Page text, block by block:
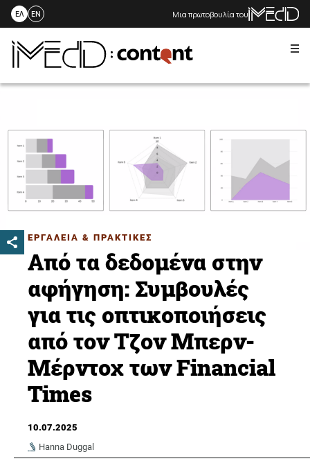
Skip
ΕΛ EN Μια πρωτοβουλία του
ΕΡΓΑΛΕΙΑ & ΠΡΑΚΤΙΚΕΣ
Από τα δεδομένα στην
αφήγηση: Συμβουλές
για τις οπτικοποιήσεις
από τον Τζον Μπερν-
Μέρντοχ των Financial
Times
10.07.2025
Hanna Duggal